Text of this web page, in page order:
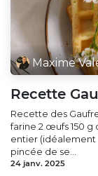
Maxime
Recette
Recette des
farine 2 œufs 150 g
entier (idéalement
pincée de se...
24 janv. 2025